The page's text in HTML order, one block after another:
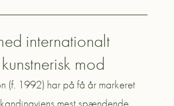
internationalt
mod
(f. 1992) har på få år markeret